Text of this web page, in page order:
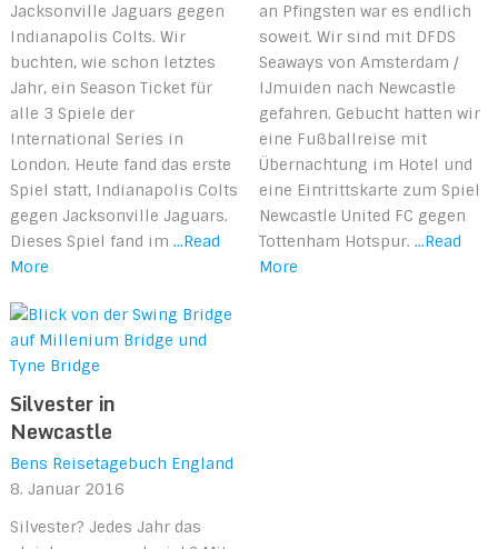
Jacksonville Jaguars gegen
Indianapolis Colts. Wir
buchten, wie schon letztes
Jahr, ein Season Ticket für
alle 3 Spiele der
International Series in
London. Heute fand das erste
Spiel statt, Indianapolis Colts
gegen Jacksonville Jaguars.
Dieses Spiel fand im ...Read
More
an Pfingsten war es endlich
soweit. Wir sind mit DFDS
Seaways von Amsterdam /
IJmuiden nach Newcastle
gefahren. Gebucht hatten wir
eine Fußballreise mit
Übernachtung im Hotel und
eine Eintrittskarte zum Spiel
Newcastle United FC gegen
Tottenham Hotspur. ...Read
More
Silvester in
Newcastle
Bens Reisetagebuch England
8. Januar 2016
Silvester? Jedes Jahr das